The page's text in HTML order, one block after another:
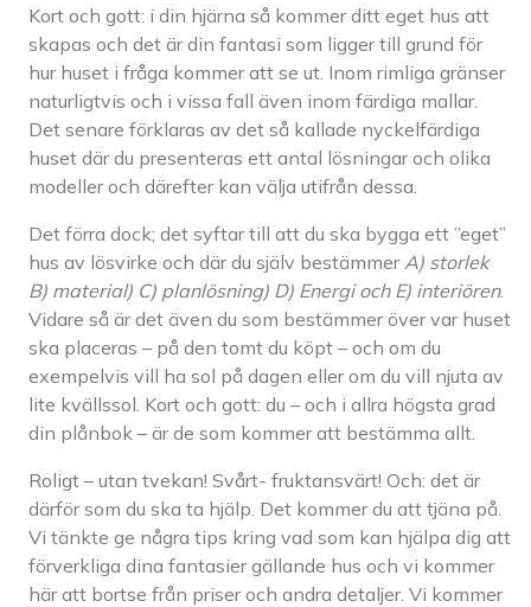
Kort och gott: i din hjärna så kommer ditt eget hus att
skapas och det är din fantasi som ligger till grund för
hur huset i fråga kommer att se ut. Inom rimliga gränser
naturligtvis och i vissa fall även inom färdiga mallar.
Det senare förklaras av det så kallade nyckelfärdiga
huset där du presenteras ett antal lösningar och olika
modeller och därefter kan välja utifrån dessa.
Det förra dock; det syftar till att du ska bygga ett ”eget”
hus av lösvirke och där du själv bestämmerA) storlek
B) material) C) planlösning) D) Energi och E) interiören.
Vidare så är det även du som bestämmer över var huset
ska placeras – på den tomt du köpt – och om du
exempelvis vill ha sol på dagen eller om du vill njuta av
lite kvällssol. Kort och gott: du – och i allra högsta grad
din plånbok – är de som kommer att bestämma allt.
Roligt – utan tvekan! Svårt- fruktansvärt! Och: det är
därför som du ska ta hjälp. Det kommer du att tjäna på.
Vi tänkte ge några tips kring vad som kan hjälpa dig att
förverkliga dina fantasier gällande hus och vi kommer
här att bortse från priser och andra detaljer. Vi kommer